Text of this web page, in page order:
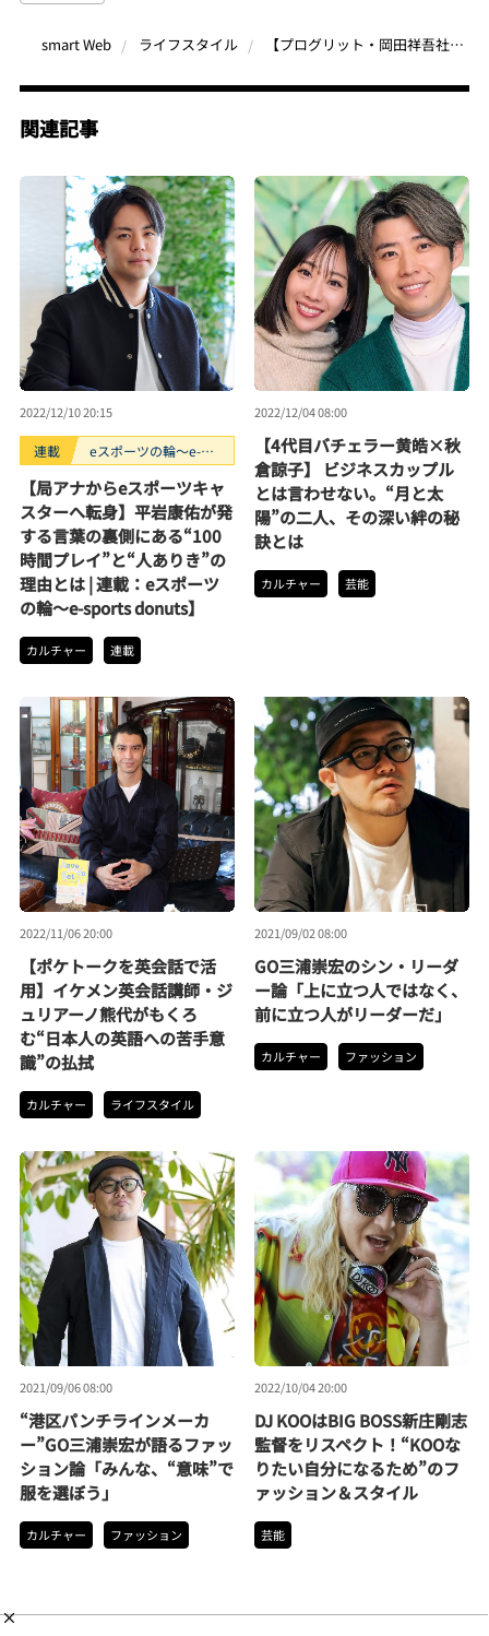
smart Web ライフスタイル 【プログリット・岡田祥吾社長インタビュー】話題の“英語を教えない英語教室”。「今年こそ英語をマスターしたい！」を叶える方法
関連記事
2022/12/10 20:15
連載
eスポーツの輪〜e-
【局アナからeスポーツキャ
スターへ転身】平岩康佑が発
する言葉の裏側にある“100
時間プレイ”と“人ありき”の
理由とは | 連載：eスポーツ
の輪〜e-sports donuts】
カルチャー 連載
2022/12/04 08:00
【4代目バチェラー黄皓×秋
倉諒子】 ビジネスカップル
とは言わせない。“月と太
陽”の二人、その深い絆の秘
訣とは
カルチャー 芸能
2022/11/06 20:00
【ポケトークを英会話で活
用】イケメン英会話講師・ジ
ュリアーノ熊代がもくろ
む“日本人の英語への苦手意
識”の払拭
カルチャー ライフスタイル
2021/09/02 08:00
GO三浦崇宏のシン・リーダ
ー論「上に立つ人ではなく、
前に立つ人がリーダーだ」
カルチャー ファッション
2021/09/06 08:00
“港区パンチラインメーカ
ー”GO三浦崇宏が語るファッ
ション論「みんな、“意味”で
服を選ぼう」
カルチャー ファッション
2022/10/04 20:00
DJ KOOはBIG BOSS新庄剛志
監督をリスペクト！“KOOな
りたい自分になるため”のフ
ァッション＆スタイル
芸能